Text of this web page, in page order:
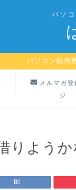
パソ
パソコン転売
メルマガ登
ジ
りようか